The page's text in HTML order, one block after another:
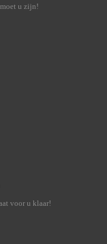
u zijn!
voor u klaar!